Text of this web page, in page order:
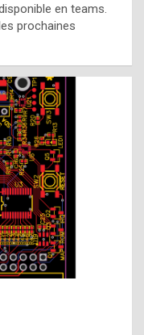
en teams.
prochaines